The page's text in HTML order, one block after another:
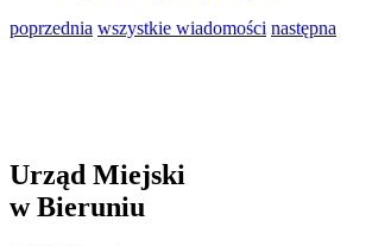
poprzednia wszystkie wiadomości następna
Urząd Miejski
w Bieruniu